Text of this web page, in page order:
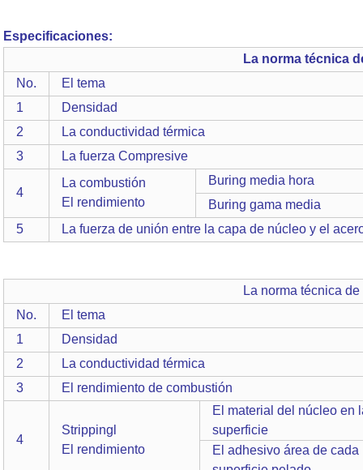
Especificaciones:
La norma técnica
No.
El tema
1
Densidad
2
La conductividad térmica
3
La fuerza Compresive
4
La combustión
El rendimiento
Buring media hora
Buring gama media
5
La fuerza de unión entre la capa de núcleo y el
La norma técnica de panel
No.
El tema
1
Densidad
2
La conductividad térmica
3
El rendimiento de combustión
4
Strippingl
El rendimiento
El material del núcleo en
superficie
El adhesivo área de cada